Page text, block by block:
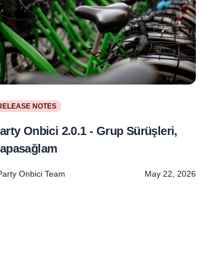
NOTES
Onbici 2.0.1 - Grup Sürüşleri,
Onbici Team May 22, 2026